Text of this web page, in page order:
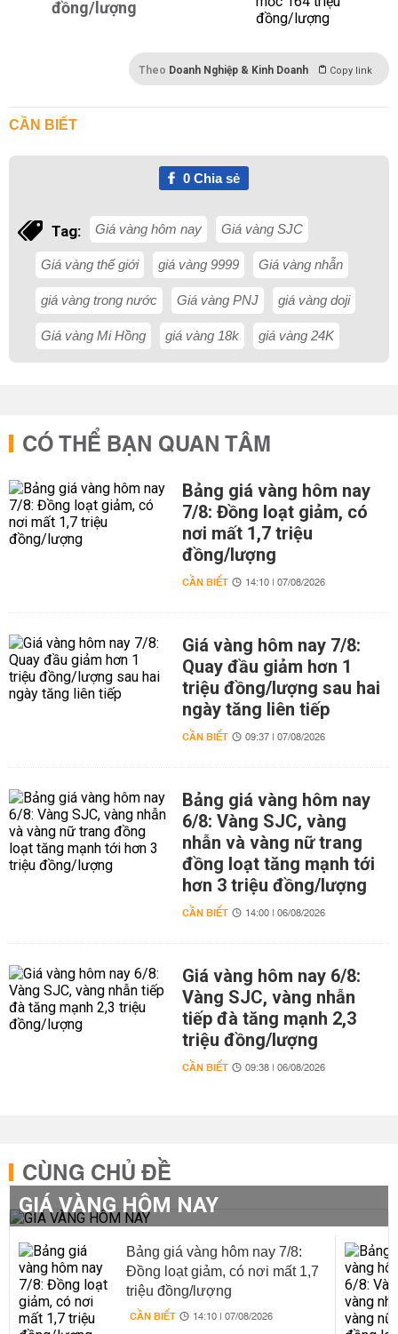
đồng/lượng
Theo Doanh Nghiệp & Kinh Doanh Copy link
CẦN BIẾT
0Chia sẻ
Tag: Giá vàng hôm nay Giá vàng SJC
Giá vàng thế giới giá vàng 9999 Giá vàng nhẫn
giá vàng trong nước Giá vàng PNJ giá vàng doji
Giá vàng Mi Hồng giá vàng 18k giá vàng 24K
CÓ THỂ BẠN QUAN TÂM
Bảng giá vàng hôm nay
7/8: Đồng loạt giảm, có
nơi mất 1,7 triệu
đồng/lượng
CẦN BIẾT 14:10 | 07/08/2026
Giá vàng hôm nay 7/8:
Quay đầu giảm hơn 1
triệu đồng/lượng sau hai
ngày tăng liên tiếp
CẦN BIẾT 09:37 | 07/08/2026
Bảng giá vàng hôm nay
6/8: Vàng SJC, vàng
nhẫn và vàng nữ trang
đồng loạt tăng mạnh tới
hơn 3 triệu đồng/lượng
CẦN BIẾT 14:00 | 06/08/2026
Giá vàng hôm nay 6/8:
Vàng SJC, vàng nhẫn
tiếp đà tăng mạnh 2,3
triệu đồng/lượng
CẦN BIẾT 09:38 | 06/08/2026
CÙNG CHỦ ĐỀ
GIÁ VÀNG HÔM NAY
Bảng giá vàng hôm nay 7/8:
Đồng loạt giảm, có nơi mất 1,7
triệu đồng/lượng
CẦN BIẾT 14:10 | 07/08/2026